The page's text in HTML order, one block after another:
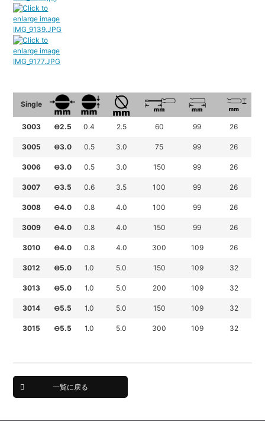
Single
3003 ⊖2.5 0.4 2.5 60 99 26
3005 ⊖3.0 0.5 3.0 75 99 26
3006 ⊖3.0 0.5 3.0 150 99 26
3007 ⊖3.5 0.6 3.5 100 99 26
3008 ⊖4.0 0.8 4.0 100 99 26
3009 ⊖4.0 0.8 4.0 150 99 26
3010 ⊖4.0 0.8 4.0 300 109 26
3012 ⊖5.0 1.0 5.0 150 109 32
3013 ⊖5.0 1.0 5.0 200 109 32
3014 ⊖5.5 1.0 5.0 150 109 32
3015 ⊖5.5 1.0 5.0 300 109 32
一覧に戻る